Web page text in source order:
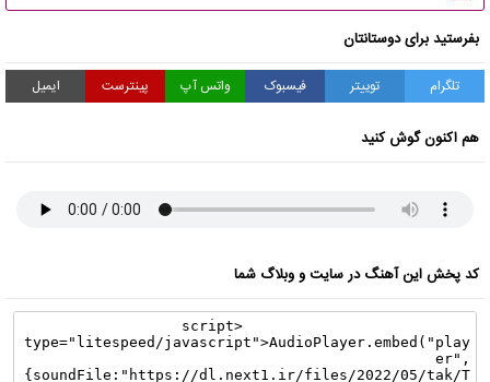
بفرستید برای دوستانتان
تلگرام توییتر فیسبوک واتس آپ پینترست ایمیل
هم اکنون گوش کنید
کد پخش این آهنگ در سایت و وبلاگ شما